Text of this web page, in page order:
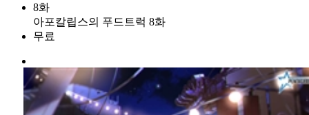
8화
아포칼립스의 푸드트럭 8화
무료